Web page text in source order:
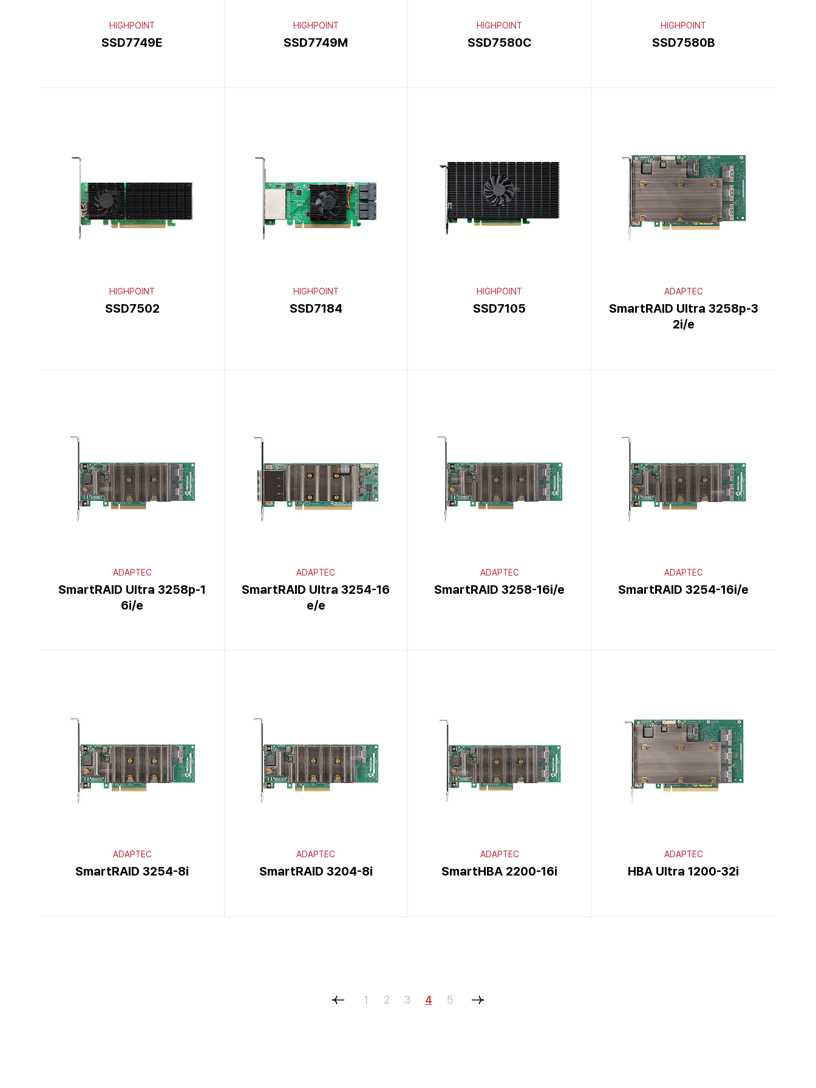
HIGHPOINT
SSD7749E
HIGHPOINT
SSD7749M
HIGHPOINT
SSD7580C
HIGHPOINT
SSD7580B
HIGHPOINT
SSD7502
HIGHPOINT
SSD7184
HIGHPOINT
SSD7105
ADAPTEC
SmartRAID Ultra 3258p-3
2i/e
ADAPTEC
SmartRAID Ultra 3258p-1
6i/e
ADAPTEC
SmartRAID Ultra 3254-16
e/e
ADAPTEC
SmartRAID 3258-16i/e
ADAPTEC
SmartRAID 3254-16i/e
ADAPTEC
SmartRAID 3254-8i
ADAPTEC
SmartRAID 3204-8i
ADAPTEC
SmartHBA 2200-16i
ADAPTEC
HBA Ultra 1200-32i
1 2 3 4 5